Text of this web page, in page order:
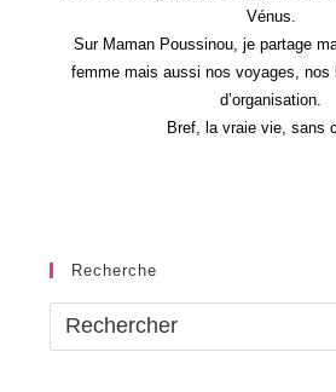
Vénus.
Sur Maman Poussinou, je partage
femme mais aussi nos voyages,
d’organisation.
Bref, la vraie vie, sans
Recherche